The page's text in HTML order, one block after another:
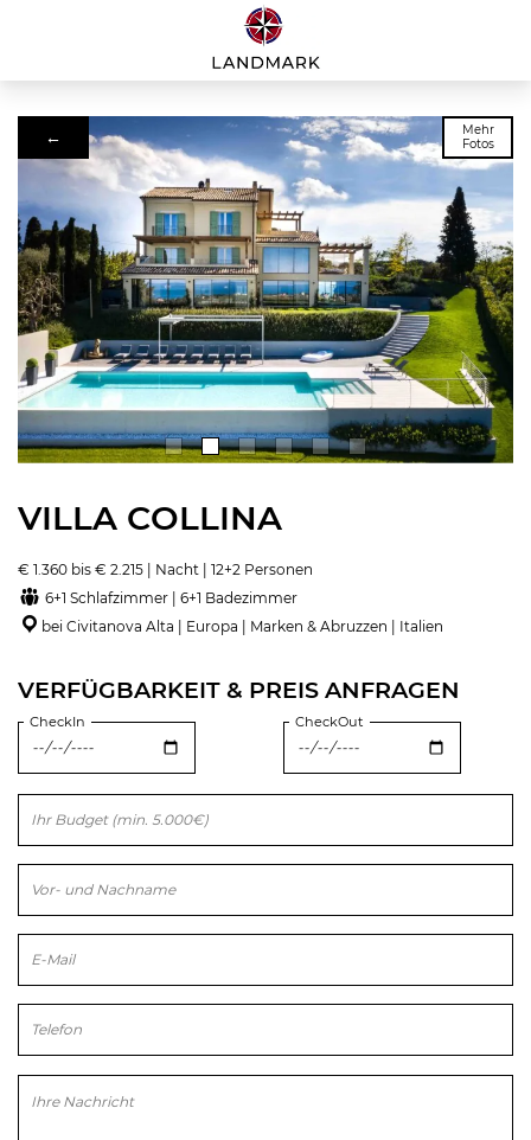
←
Mehr
Fotos
VILLA COLLINA
€ 1.360 bis € 2.215 | Nacht | 12+2 Personen
6+1 Schlafzimmer | 6+1 Badezimmer
bei Civitanova Alta | Europa | Marken & Abruzzen | Italien
VERFÜGBARKEIT & PREIS ANFRAGEN
CheckIn CheckOut